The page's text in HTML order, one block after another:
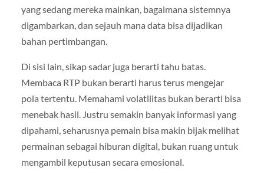
yang sedang mereka mainkan, bagaimana sistemnya
digambarkan, dan sejauh mana data bisa dijadikan
bahan pertimbangan.
Di sisi lain, sikap sadar juga berarti tahu batas.
Membaca RTP bukan berarti harus terus mengejar
pola tertentu. Memahami volatilitas bukan berarti bisa
menebak hasil. Justru semakin banyak informasi yang
dipahami, seharusnya pemain bisa makin bijak melihat
permainan sebagai hiburan digital, bukan ruang untuk
mengambil keputusan secara emosional.